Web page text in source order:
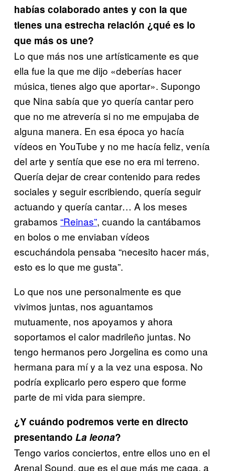
habías colaborado antes y con la que
tienes una estrecha relación ¿qué es lo
que más os une?
Lo que más nos une artísticamente es que
ella fue la que me dijo «deberías hacer
música, tienes algo que aportar». Supongo
que Nina sabía que yo quería cantar pero
que no me atrevería si no me empujaba de
alguna manera. En esa época yo hacía
vídeos en YouTube y no me hacía feliz, venía
del arte y sentía que ese no era mi terreno.
Quería dejar de crear contenido para redes
sociales y seguir escribiendo, quería seguir
actuando y quería cantar… A los meses
grabamos “Reinas”, cuando la cantábamos
en bolos o me enviaban vídeos
escuchándola pensaba “necesito hacer más,
esto es lo que me gusta”.
Lo que nos une personalmente es que
vivimos juntas, nos aguantamos
mutuamente, nos apoyamos y ahora
soportamos el calor madrileño juntas. No
tengo hermanos pero Jorgelina es como una
hermana para mí y a la vez una esposa. No
podría explicarlo pero espero que forme
parte de mi vida para siempre.
¿Y cuándo podremos verte en directo
presentando La leona?
Tengo varios conciertos, entre ellos uno en el
Arenal Sound, que es el que más me caga, a